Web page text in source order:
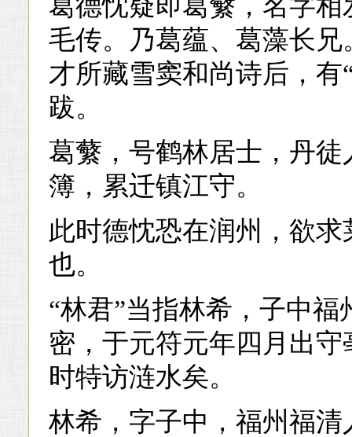
葛德忱疑即葛蘩，名字相
毛传。乃葛蕴、葛藻长
才所藏雪窦和尚诗后，有
跋。
葛蘩，号鹤林居士，丹
簿，累迁镇江守。
此时德忱恐在润州，欲
也。
“林君”当指林希，子中
密，于元符元年四月出
时特访涟水矣。
林希，字子中，福州福